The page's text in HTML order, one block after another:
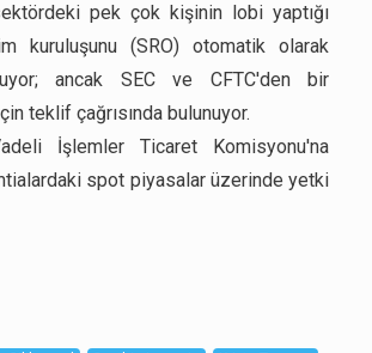
pek çok kişinin lobi yaptığı
kuruluşunu (SRO) otomatik olarak
ancak SEC ve CFTC'den bir
teklif çağrısında bulunuyor.
İşlemler Ticaret Komisyonu'na
spot piyasalar üzerinde yetki